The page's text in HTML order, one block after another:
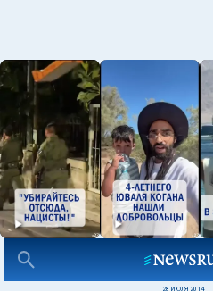
28 ИЮЛЯ 2014